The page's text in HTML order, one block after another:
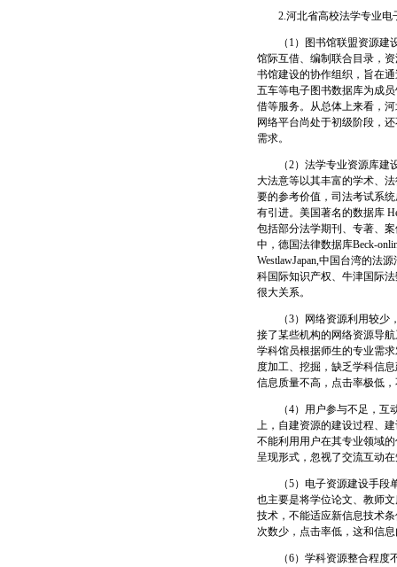
2.河北省高校法学专业电
（1）图书馆联盟资源建设
馆际互借、编制联合目录，
书馆建设的协作组织，旨在
五车等电子图书数据库为成
借等服务。从总体上来看，
网络平台尚处于初级阶段，
需求。
（2）法学专业资源库建设
大法意等以其丰富的学术、
要的参考价值，司法考试系
有引进。美国著名的数据库
包括部分法学期刊、专著、
中，德国法律数据库Beck-
WestlawJapan,中国台湾的法
科国际知识产权、牛津国际
很大关系。
（3）网络资源利用较少，
接了某些机构的网络资源导
学科馆员根据师生的专业需
度加工、挖掘，缺乏学科信
信息质量不高，点击率极低
（4）用户参与不足，互动
上，自建资源的建设过程、
不能利用用户在其专业领域
呈现形式，忽视了交流互动
（5）电子资源建设手段单
也主要是将学位论文、教师
技术，不能适应新信息技术
次数少，点击率低，这和信
（6）学科资源整合程度不